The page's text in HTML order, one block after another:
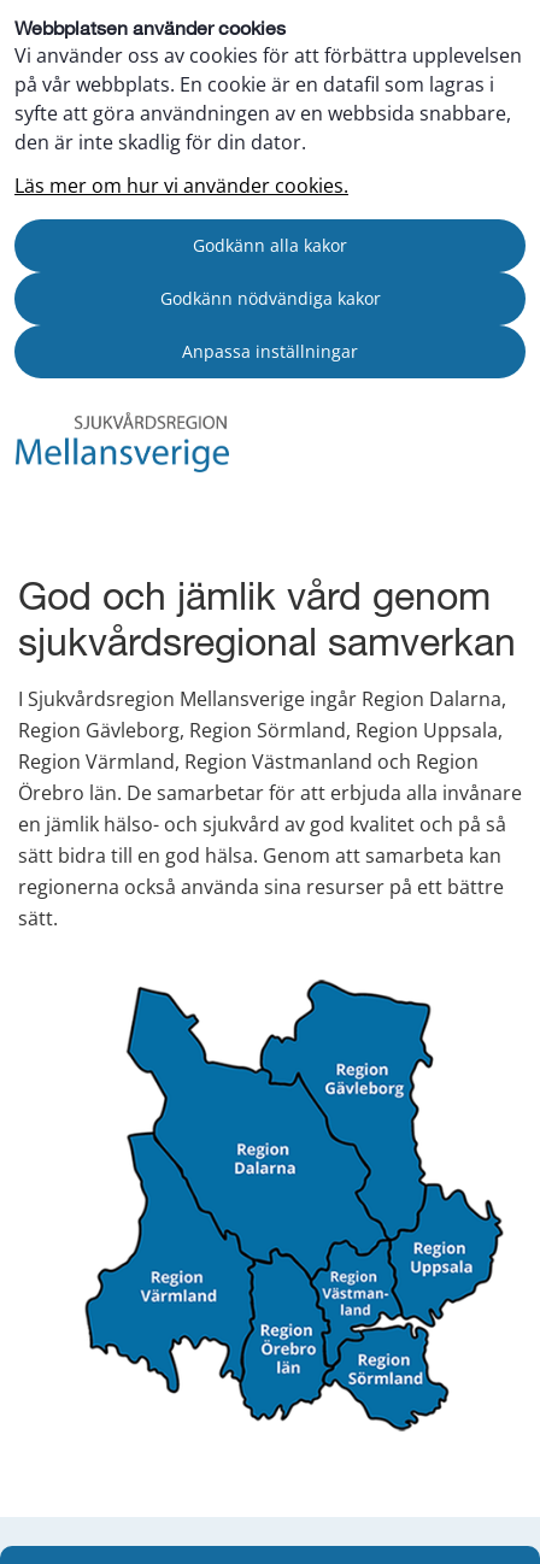
Webbplatsen använder cookies
Vi använder oss av cookies för att förbättra upplevelsen
på vår webbplats. En cookie är en datafil som lagras i
syfte att göra användningen av en webbsida snabbare,
den är inte skadlig för din dator.
Läs mer om hur vi använder cookies.
Godkänn alla kakor
Godkänn nödvändiga kakor
Anpassa inställningar
God och jämlik vård genom
sjukvårdsregional samverkan
I Sjukvårdsregion Mellansverige ingår Region Dalarna,
Region Gävleborg, Region Sörmland, Region Uppsala,
Region Värmland, Region Västmanland och Region
Örebro län. De samarbetar för att erbjuda alla invånare
en jämlik hälso- och sjukvård av god kvalitet och på så
sätt bidra till en god hälsa. Genom att samarbeta kan
regionerna också använda sina resurser på ett bättre
sätt.